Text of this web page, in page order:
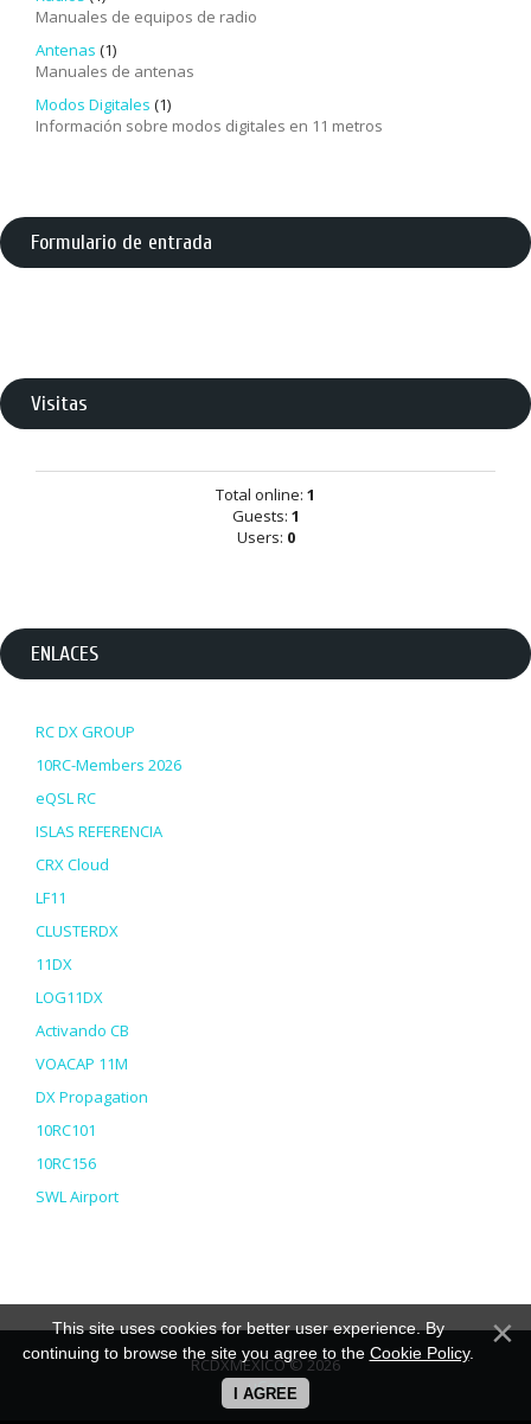
Manuales de equipos de radio
Antenas (1)
Manuales de antenas
Modos Digitales (1)
Información sobre modos digitales en 11 metros
Formulario de entrada
Visitas
Total online: 1
Guests: 1
Users: 0
ENLACES
RC DX GROUP
10RC-Members 2026
eQSL RC
ISLAS REFERENCIA
CRX Cloud
LF11
CLUSTERDX
11DX
LOG11DX
Activando CB
VOACAP 11M
DX Propagation
10RC101
10RC156
SWL Airport
RCDXMEXICO © 2026
uCoz
This site uses cookies for better user experience. By
continuing to browse the site you agree to the Cookie Policy.
I AGREE